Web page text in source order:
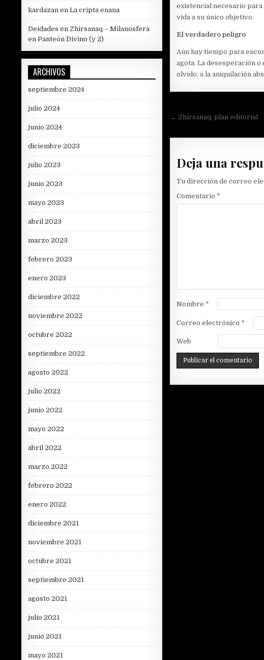
existencial necesario
vida a su único objetivo.
El verdadero peligro
Aún hay tiempo para
agota. La desesperación
olvido, a la aniquilación
Navegación
de
← Zhirsanaq: plan editorial
Deja una
Tu dirección de correo
Comentario *
Nombre *
Correo electrónico *
Web
kardazan en La cripta enana
Deidades en Zhirsanaq – Milanosfera
en Panteón Divino (y 2)
ARCHIVOS
septiembre 2024
julio 2024
junio 2024
diciembre 2023
julio 2023
junio 2023
mayo 2023
abril 2023
marzo 2023
febrero 2023
enero 2023
diciembre 2022
noviembre 2022
octubre 2022
septiembre 2022
agosto 2022
julio 2022
junio 2022
mayo 2022
abril 2022
marzo 2022
febrero 2022
enero 2022
diciembre 2021
noviembre 2021
octubre 2021
septiembre 2021
agosto 2021
julio 2021
junio 2021
mayo 2021